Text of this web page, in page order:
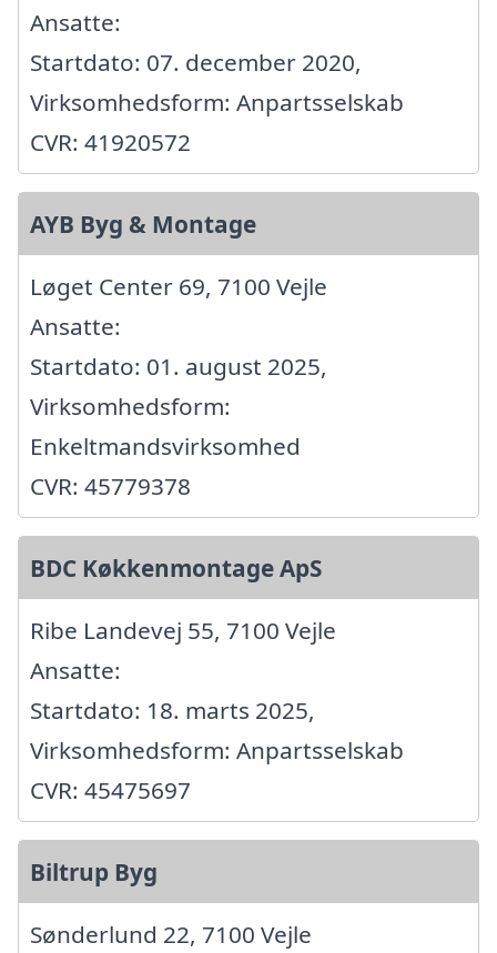
Ansatte:
Startdato: 07. december 2020,
Virksomhedsform: Anpartsselskab
CVR: 41920572
AYB Byg & Montage
Løget Center 69, 7100 Vejle
Ansatte:
Startdato: 01. august 2025,
Virksomhedsform:
Enkeltmandsvirksomhed
CVR: 45779378
BDC Køkkenmontage ApS
Ribe Landevej 55, 7100 Vejle
Ansatte:
Startdato: 18. marts 2025,
Virksomhedsform: Anpartsselskab
CVR: 45475697
Biltrup Byg
Sønderlund 22, 7100 Vejle